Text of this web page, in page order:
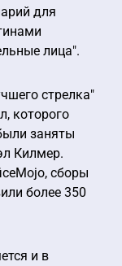
для
лица".
стрелка"
которого
заняты
Килмер.
сборы
более 350
и в